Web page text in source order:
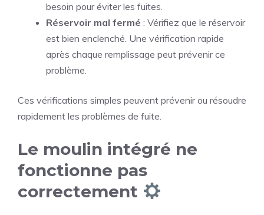
besoin pour éviter les fuites.
Réservoir mal fermé : Vérifiez que le réservoir
est bien enclenché. Une vérification rapide
après chaque remplissage peut prévenir ce
problème.
Ces vérifications simples peuvent prévenir ou résoudre
rapidement les problèmes de fuite.
Le moulin intégré ne
fonctionne pas
correctement